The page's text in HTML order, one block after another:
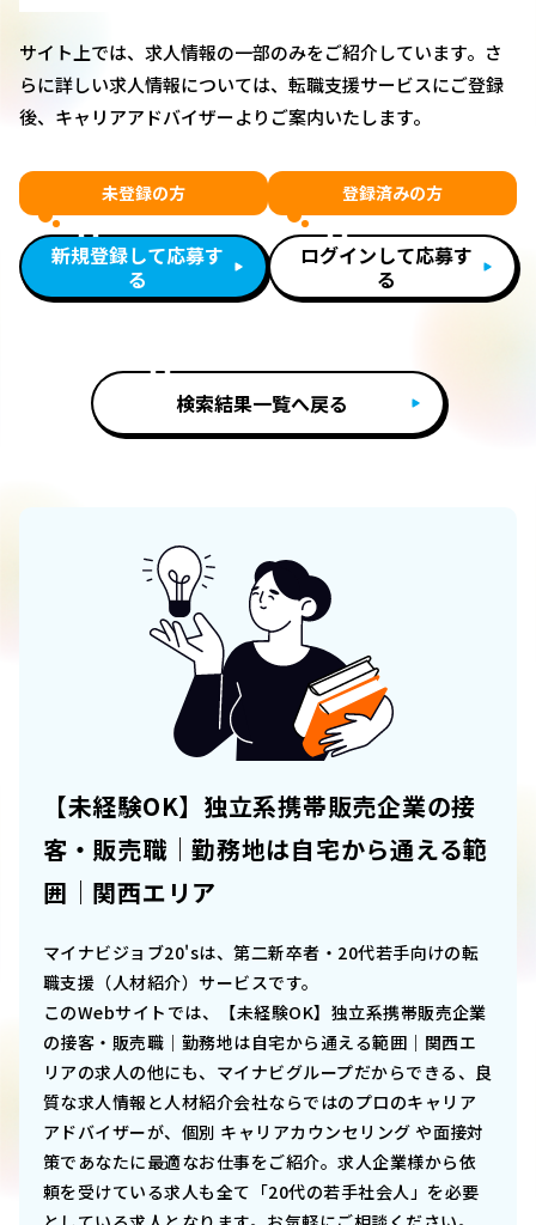
サイト上では、求人情報の一部のみをご紹介しています。さ
らに詳しい求人情報については、転職支援サービスにご登録
後、キャリアアドバイザーよりご案内いたします。
未登録の方
新規登録して応募す
る
登録済みの方
ログインして応募す
る
検索結果一覧へ戻る
【未経験OK】独立系携帯販売企業の接
客・販売職｜勤務地は自宅から通える範
囲｜関西エリア
マイナビジョブ20'sは、第二新卒者・20代若手向けの転
職支援（人材紹介）サービスです。
このWebサイトでは、
【未経験OK】独立系携帯販売企業
の接客・販売職｜勤務地は自宅から通える範囲｜関西エ
リアの求人の他にも、マイナビグループだからできる、良
質な求人情報と人材紹介会社ならではのプロのキャリア
アドバイザーが、個別 キャリアカウンセリング や面接対
策であなたに最適なお仕事をご紹介。求人企業様から依
頼を受けている求人も全て「20代の若手社会人」を必要